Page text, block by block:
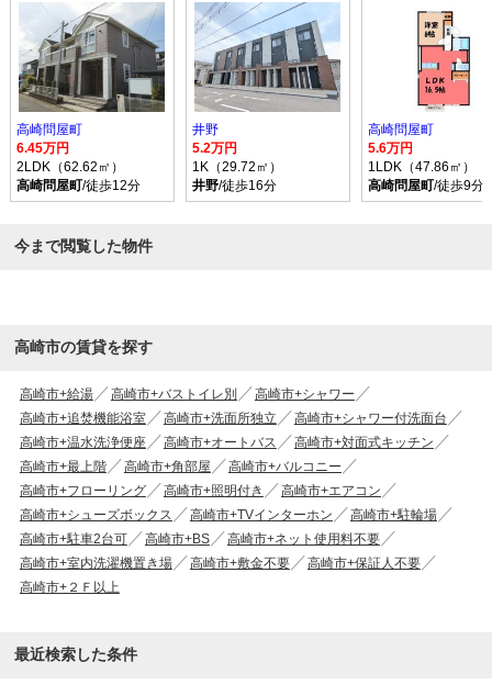
高崎問屋町
6.45万円
2LDK（62.62㎡）
高崎問屋町/徒歩12分
井野
5.2万円
1K（29.72㎡）
井野/徒歩16分
高崎問屋町
5.6万円
1LDK（47.86㎡）
高崎問屋町/徒歩9分
今まで閲覧した物件
高崎市の賃貸を探す
高崎市+給湯 高崎市+バストイレ別
高崎市+シャワー
高崎市+追焚機能浴室
高崎市+洗面所独立
高崎市+シャワー付洗面台
高崎市+温水洗浄便座
高崎市+オートバス
高崎市+対面式キッチン
高崎市+最上階
高崎市+角部屋
高崎市+バルコニー
高崎市+フローリング
高崎市+照明付き
高崎市+エアコン
高崎市+シューズボックス
高崎市+TVインターホン
高崎市+駐輪場
高崎市+駐車2台可
高崎市+BS
高崎市+ネット使用料不要
高崎市+室内洗濯機置き場
高崎市+敷金不要
高崎市+保証人不要
高崎市+２Ｆ以上
最近検索した条件